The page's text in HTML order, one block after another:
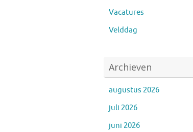
Vacatures
Velddag
Archieven
augustus 2026
juli 2026
juni 2026